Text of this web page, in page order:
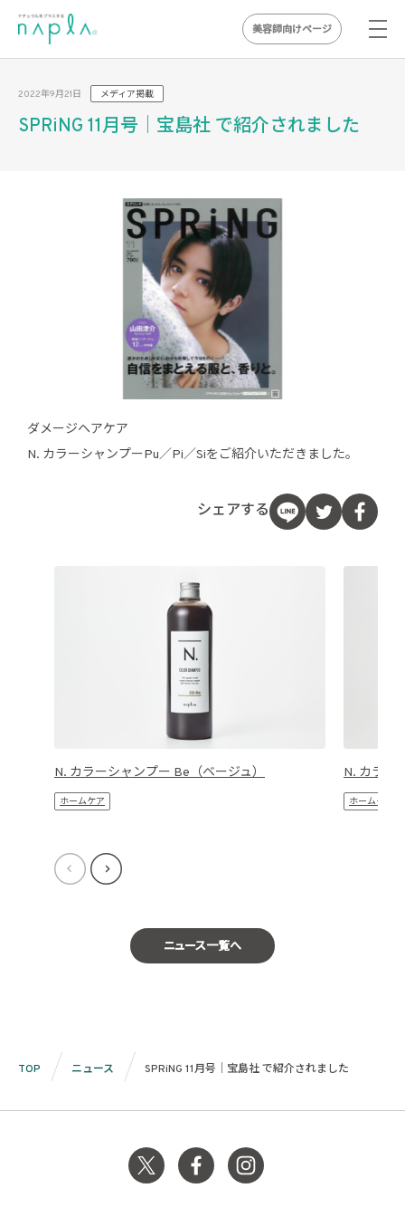
content
美容師向けページ
2022年9月21日 メディア掲載
SPRiNG 11月号｜宝島社 で紹介されました
ダメージヘアケア
N. カラーシャンプーPu／Pi／Siをご紹介いただきました。
シェアする
N. カラーシャンプー Be（ベージュ）
ホームケア
N. カラー
ホームケア
ニュース一覧へ
TOP ニュース SPRiNG 11月号｜宝島社 で紹介されました